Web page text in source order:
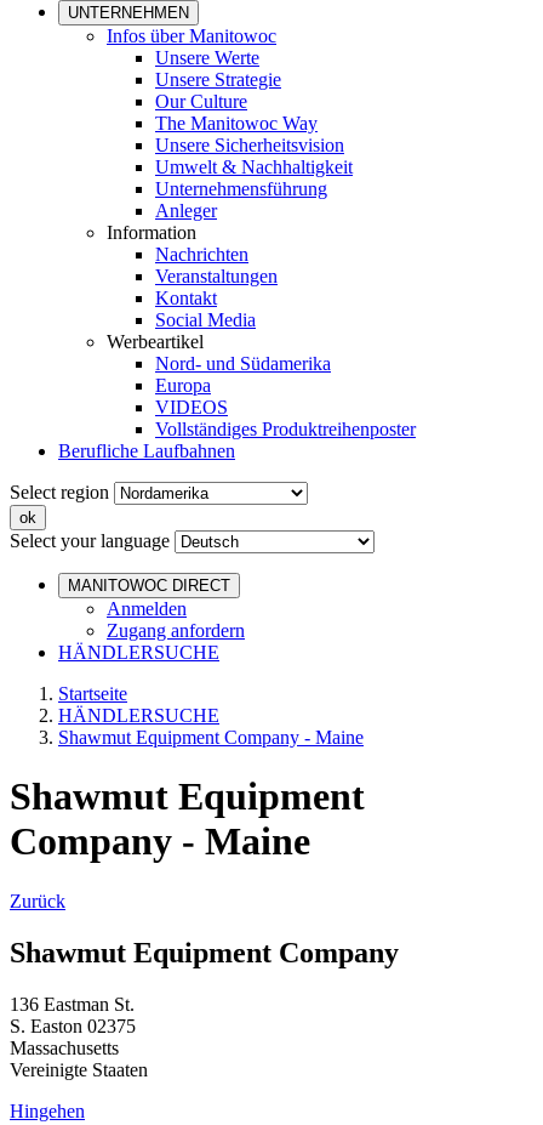
UNTERNEHMEN
Infos über Manitowoc
Unsere Werte
Unsere Strategie
Our Culture
The Manitowoc Way
Unsere Sicherheitsvision
Umwelt & Nachhaltigkeit
Unternehmensführung
Anleger
Information
Nachrichten
Veranstaltungen
Kontakt
Social Media
Werbeartikel
Nord- und Südamerika
Europa
VIDEOS
Vollständiges Produktreihenposter
Berufliche Laufbahnen
Select region
Select your language
MANITOWOC DIRECT
Anmelden
Zugang anfordern
HÄNDLERSUCHE
Startseite
HÄNDLERSUCHE
Shawmut Equipment Company - Maine
Shawmut Equipment
Company - Maine
Zurück
Shawmut Equipment Company
136 Eastman St.
S. Easton 02375
Massachusetts
Vereinigte Staaten
Hingehen